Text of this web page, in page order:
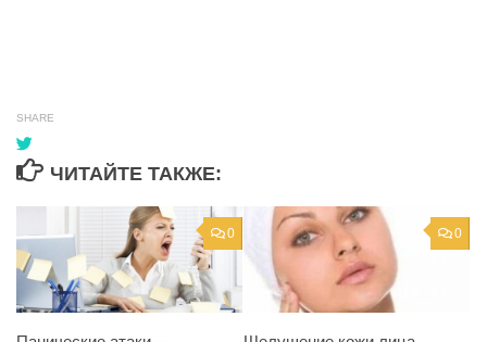
SHARE
ЧИТАЙТЕ ТАКЖЕ:
0 0